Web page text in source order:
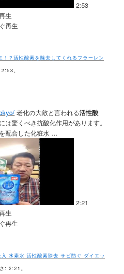
2:53
生
再生
！？活性酸素を除去してくれるフラーレン
。
老化の大敵と言われる活性酸
は驚くべき抗酸化作用があります。
配合した化粧水 …
2:21
生
再生
水素水 活性酸素除去 サビ防ぐ ダイエッ
: 2:21。